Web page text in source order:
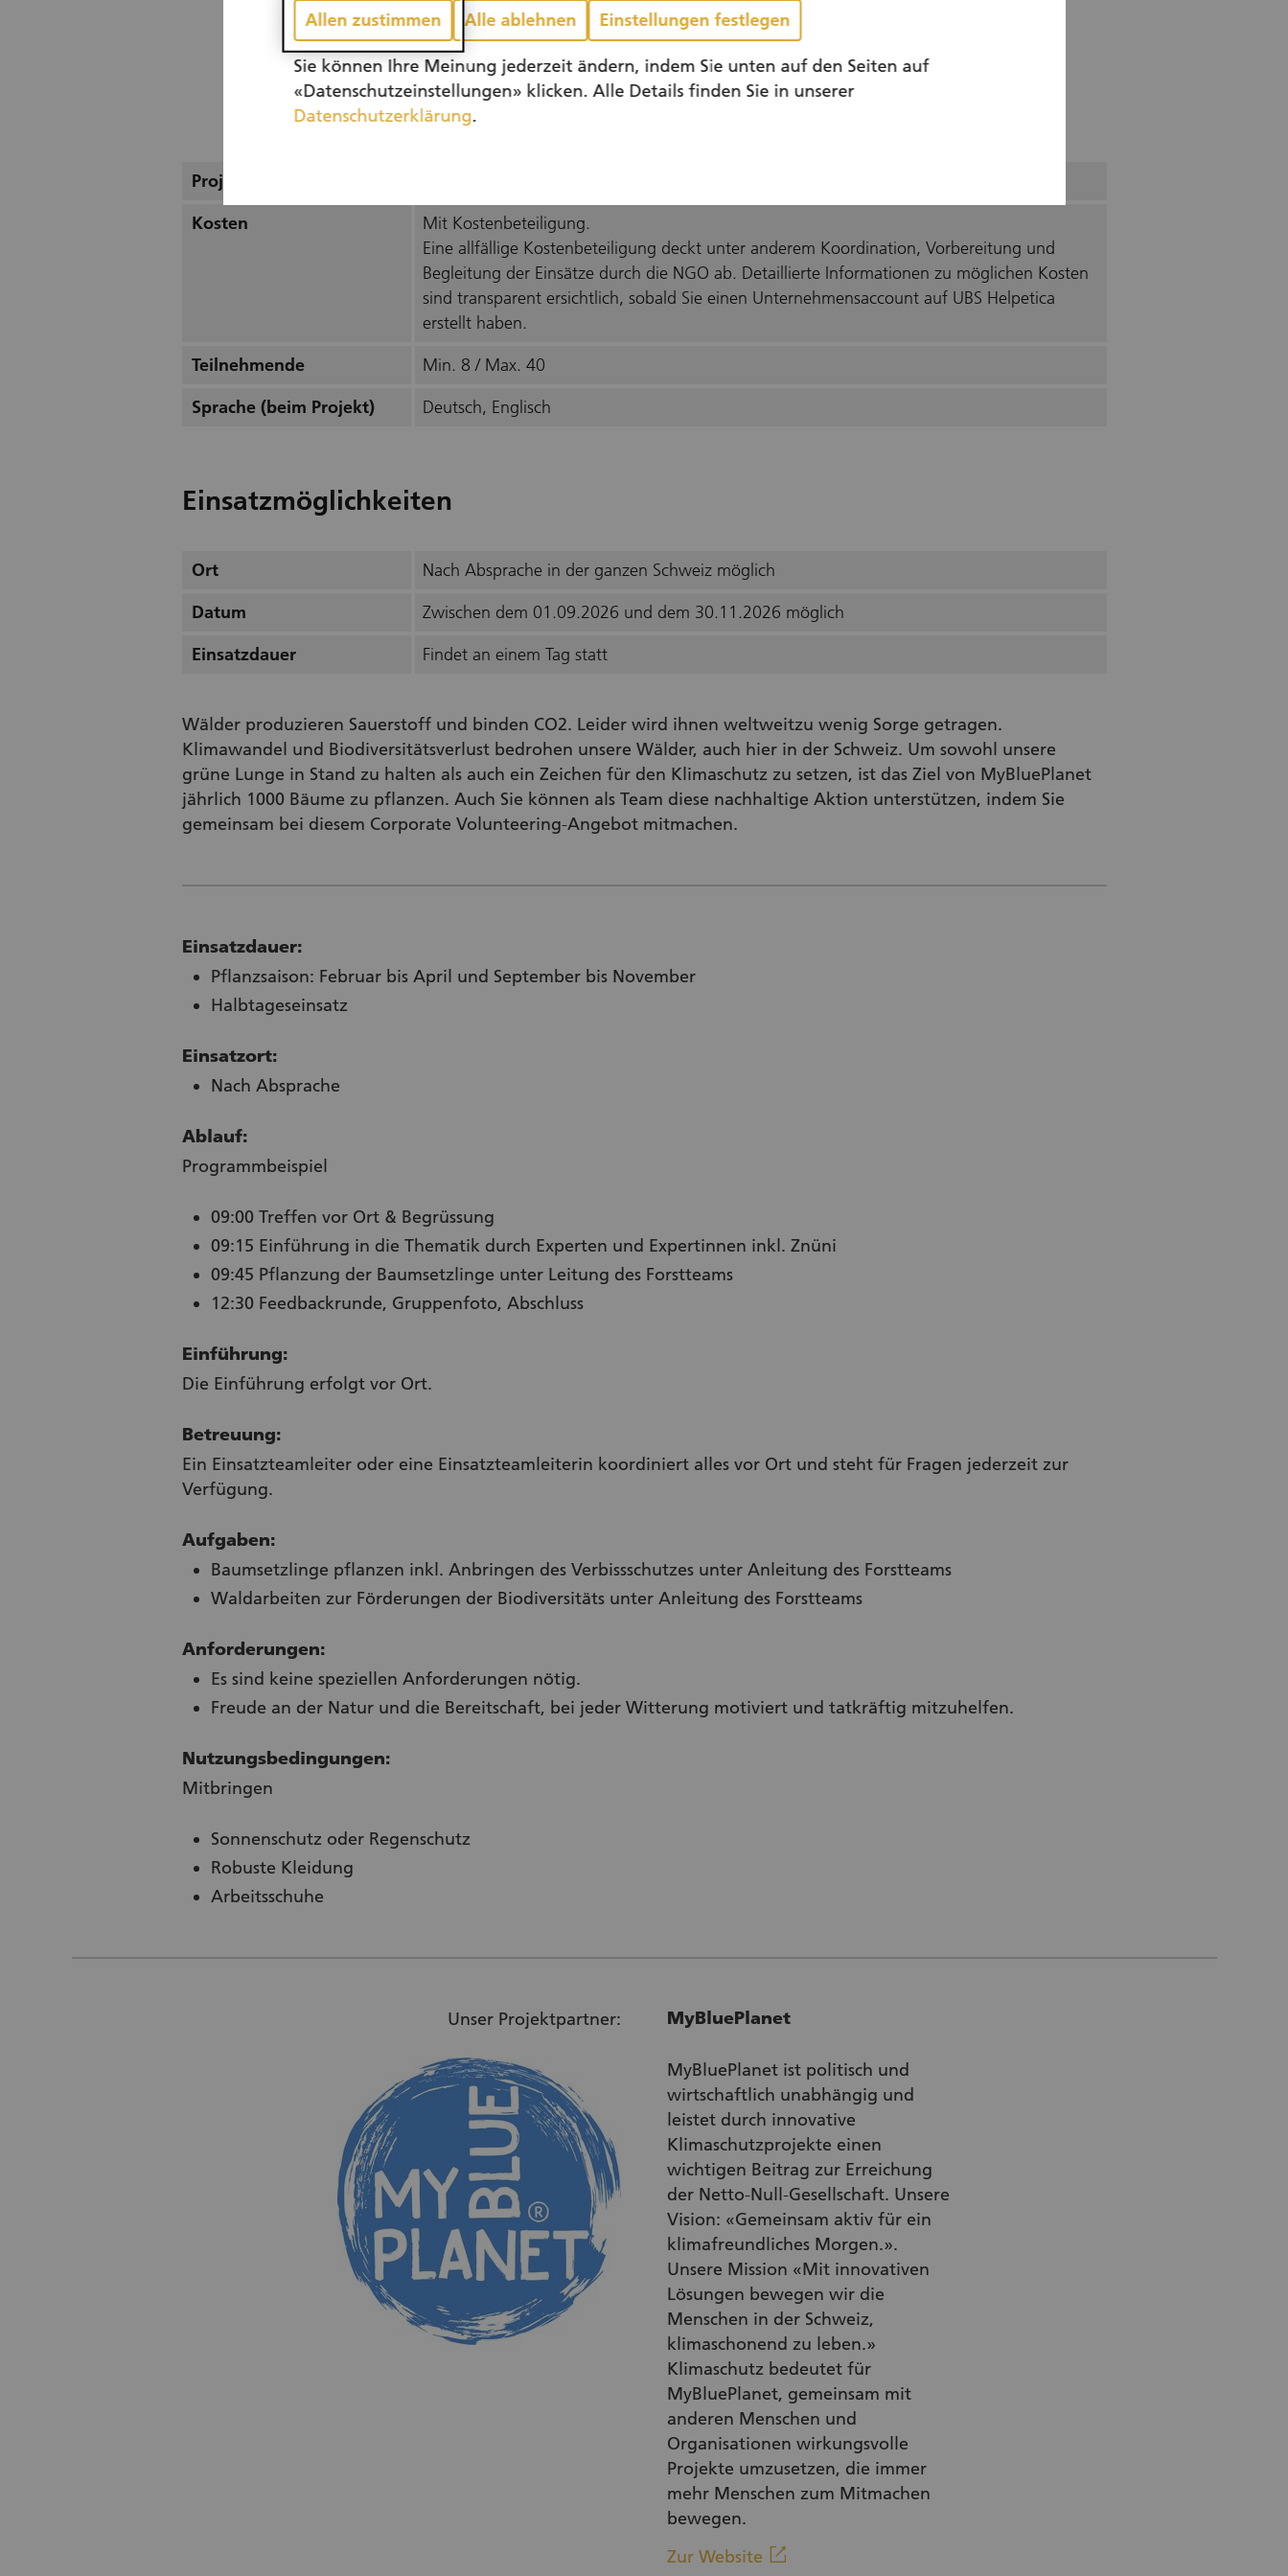
Projekt
Kosten
Mit Kostenbeteiligung.
Eine allfällige Kostenbeteiligung deckt unter anderem Koordination, Vorbereitung und
Begleitung der Einsätze durch die NGO ab. Detaillierte Informationen zu möglichen Kosten
sind transparent ersichtlich, sobald Sie einen Unternehmensaccount auf UBS Helpetica
erstellt haben.
Teilnehmende
Min. 8 / Max. 40
Sprache (beim Projekt)
Deutsch, Englisch
Einsatzmöglichkeiten
Ort
Nach Absprache in der ganzen Schweiz möglich
Datum
Zwischen dem 01.09.2026 und dem 30.11.2026 möglich
Einsatzdauer
Findet an einem Tag statt
Wälder produzieren Sauerstoff und binden CO2. Leider wird ihnen weltweitzu wenig Sorge getragen.
Klimawandel und Biodiversitätsverlust bedrohen unsere Wälder, auch hier in der Schweiz. Um sowohl unsere
grüne Lunge in Stand zu halten als auch ein Zeichen für den Klimaschutz zu setzen, ist das Ziel von MyBluePlanet
jährlich 1000 Bäume zu pflanzen. Auch Sie können als Team diese nachhaltige Aktion unterstützen, indem Sie
gemeinsam bei diesem Corporate Volunteering-Angebot mitmachen.
Einsatzdauer:
Pflanzsaison: Februar bis April und September bis November
Halbtageseinsatz
Einsatzort:
Nach Absprache
Ablauf:
Programmbeispiel
09:00 Treffen vor Ort & Begrüssung
09:15 Einführung in die Thematik durch Experten und Expertinnen inkl. Znüni
09:45 Pflanzung der Baumsetzlinge unter Leitung des Forstteams
12:30 Feedbackrunde, Gruppenfoto, Abschluss
Einführung:
Die Einführung erfolgt vor Ort.
Betreuung:
Ein Einsatzteamleiter oder eine Einsatzteamleiterin koordiniert alles vor Ort und steht für Fragen jederzeit zur
Verfügung.
Aufgaben:
Baumsetzlinge pflanzen inkl. Anbringen des Verbissschutzes unter Anleitung des Forstteams
Waldarbeiten zur Förderungen der Biodiversitäts unter Anleitung des Forstteams
Anforderungen:
Es sind keine speziellen Anforderungen nötig.
Freude an der Natur und die Bereitschaft, bei jeder Witterung motiviert und tatkräftig mitzuhelfen.
Nutzungsbedingungen:
Mitbringen
Sonnenschutz oder Regenschutz
Robuste Kleidung
Arbeitsschuhe
Unser Projektpartner: MyBluePlanet
MyBluePlanet ist politisch und
wirtschaftlich unabhängig und
leistet durch innovative
Klimaschutzprojekte einen
wichtigen Beitrag zur Erreichung
der Netto-Null-Gesellschaft. Unsere
Vision: «Gemeinsam aktiv für ein
klimafreundliches Morgen.».
Unsere Mission «Mit innovativen
Lösungen bewegen wir die
Menschen in der Schweiz,
klimaschonend zu leben.»
Klimaschutz bedeutet für
MyBluePlanet, gemeinsam mit
anderen Menschen und
Organisationen wirkungsvolle
Projekte umzusetzen, die immer
mehr Menschen zum Mitmachen
bewegen.
Zur Website linkout
Allen zustimmen Alle ablehnen Einstellungen festlegen
Sie können Ihre Meinung jederzeit ändern, indem Sie unten auf den Seiten auf
«Datenschutzeinstellungen» klicken. Alle Details finden Sie in unserer
Datenschutzerklärung.